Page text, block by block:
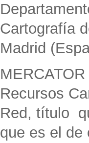
Cartografía
Madrid
Recursos
Red, título
que es el de